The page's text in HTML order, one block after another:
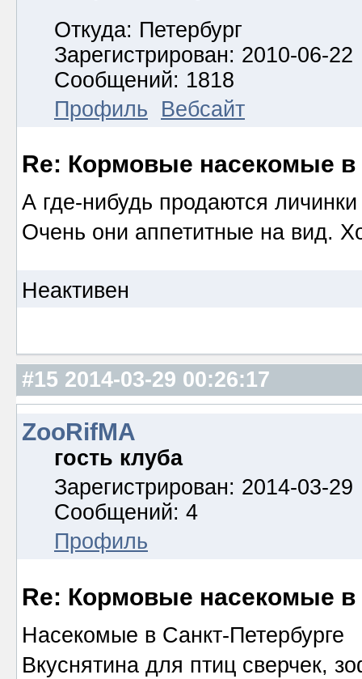
Откуда: Петербург
Зарегистрирован: 2010-06-22
Сообщений: 1818
Профиль
Вебсайт
Re: Кормовые насекомые в
А где-нибудь продаются личинки
Очень они аппетитные на вид.
Неактивен
#15 2014-03-29 00:26:17
ZooRifMA
гость клуба
Зарегистрирован: 2014-03-29
Сообщений: 4
Профиль
Re: Кормовые насекомые в
Насекомые в Санкт-Петербурге
Вкуснятина для птиц сверчек,